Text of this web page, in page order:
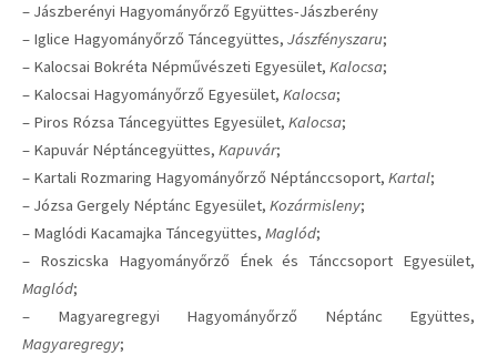
– Jászberényi Hagyományőrző Együttes-Jászberény
– Iglice Hagyományőrző Táncegyüttes, Jászfényszaru;
– Kalocsai Bokréta Népművészeti Egyesület, Kalocsa;
– Kalocsai Hagyományőrző Egyesület, Kalocsa;
– Piros Rózsa Táncegyüttes Egyesület, Kalocsa;
– Kapuvár Néptáncegyüttes, Kapuvár;
– Kartali Rozmaring Hagyományőrző Néptánccsoport, Kartal;
– Józsa Gergely Néptánc Egyesület, Kozármisleny;
– Maglódi Kacamajka Táncegyüttes, Maglód;
– Roszicska Hagyományőrző Ének és Tánccsoport Egyesület,
Maglód;
– Magyaregregyi Hagyományőrző Néptánc Együttes,
Magyaregregy;